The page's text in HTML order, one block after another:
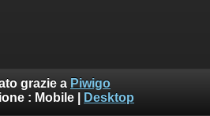
grazie a Piwigo
: Mobile Desktop